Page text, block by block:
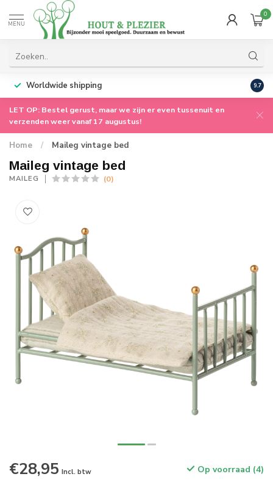
MENU
0
Worldwide shipping 9.7
LET OP: Bestel gerust, maar we zijn er even tussenuit en
verzenden weer vanaf 17 augustus!
Home / Maileg vintage bed
Maileg vintage bed
MAILEG (0)
€28,95 Incl. btw Op voorraad (4)